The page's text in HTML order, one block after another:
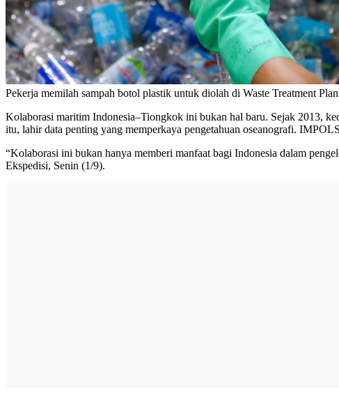
Pekerja memilah sampah botol plastik untuk diolah di Waste Treatment
Kolaborasi maritim Indonesia–Tiongkok ini bukan hal baru. Sejak 2013,
itu, lahir data penting yang memperkaya pengetahuan oseanografi.
“Kolaborasi ini bukan hanya memberi manfaat bagi Indonesia dalam
Ekspedisi, Senin (1/9).